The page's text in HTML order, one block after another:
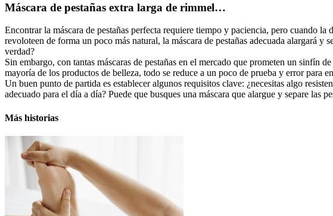
Máscara de pestañas extra larga de rimmel…
Encontrar la máscara de pestañas perfecta requiere tiempo y paciencia, pero cuando
revoloteen de forma un poco más natural, la máscara de pestañas adecuada alargará y
verdad?
Sin embargo, con tantas máscaras de pestañas en el mercado que prometen un sinfín
mayoría de los productos de belleza, todo se reduce a un poco de prueba y error para
Un buen punto de partida es establecer algunos requisitos clave: ¿necesitas algo
adecuado para el día a día? Puede que busques una máscara que alargue y separe las
Más historias